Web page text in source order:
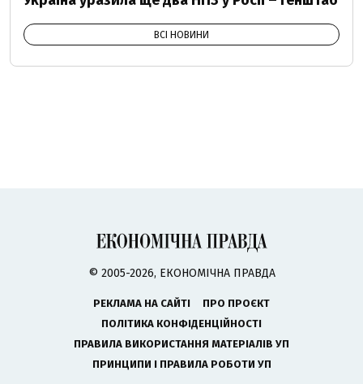
ВСІ НОВИНИ
© 2005-2026, ЕКОНОМІЧНА ПРАВДА
РЕКЛАМА НА САЙТІ
ПРО ПРОЄКТ
ПОЛІТИКА КОНФІДЕНЦІЙНОСТІ
ПРАВИЛА ВИКОРИСТАННЯ МАТЕРІАЛІВ УП
ПРИНЦИПИ І ПРАВИЛА РОБОТИ УП